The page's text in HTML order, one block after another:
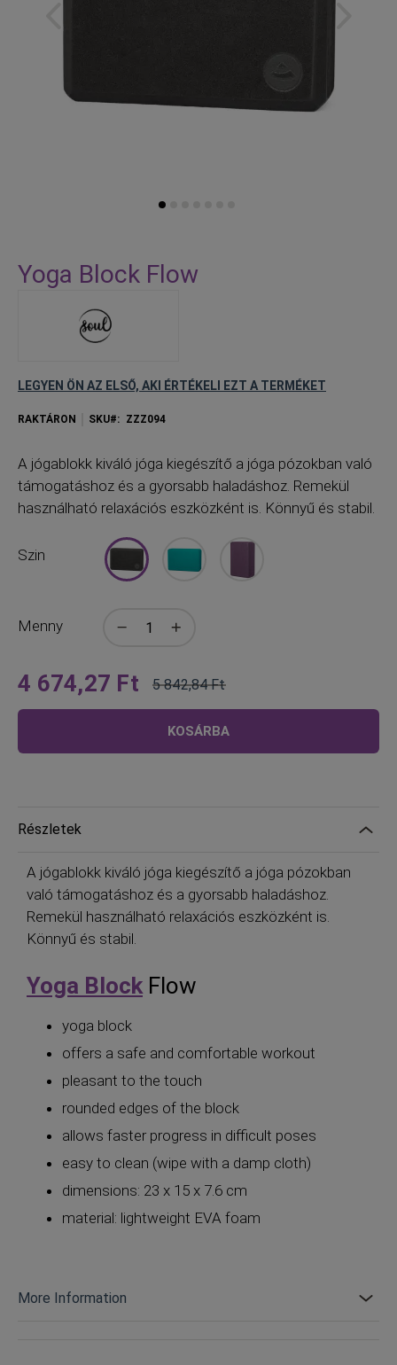
to
the
gallery
Yoga Block Flow
LEGYEN ÖN AZ ELSŐ, AKI ÉRTÉKELI EZT A TERMÉKET
RAKTÁRON SKU ZZZ094
A jógablokk kiváló jóga kiegészítő a jóga pózokban való
támogatáshoz és a gyorsabb haladáshoz. Remekül
használható relaxációs eszközként is. Könnyű és stabil.
Szin
Menny
Olyan
alacsony,
4 674,27 Ft
Normál
5 842,84 Ft
KOSÁRBA
Részletek
A jógablokk kiváló jóga kiegészítő a jóga pózokban
való támogatáshoz és a gyorsabb haladáshoz.
Remekül használható relaxációs eszközként is.
Könnyű és stabil.
Yoga BlockFlow
yoga block
offers a safe and comfortable workout
pleasant to the touch
rounded edges of the block
allows faster progress in difficult poses
easy to clean (wipe with a damp cloth)
dimensions: 23 x 15 x 7.6 cm
material: lightweight EVA foam
More Information